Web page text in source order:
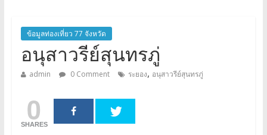
ข้อมูลท่องเที่ยว 77 จังหวัด
อนุสาวรีย์สุนทรภู่
admin 0 Comment ระยอง, อนุสาวรีย์สุนทรภู่
0
SHARES